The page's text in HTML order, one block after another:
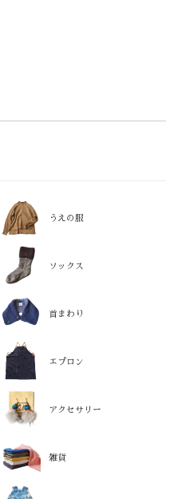
うえの服
ソックス
首まわり
エプロン
アクセサリー
雑貨